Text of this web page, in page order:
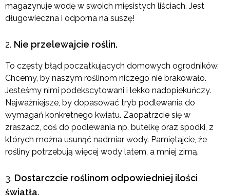
magazynuje wodę w swoich mięsistych liściach. Jest
długowieczna i odporna na suszę!
Nie przelewajcie roślin.
To częsty błąd początkujących domowych ogrodników.
Chcemy, by naszym roślinom niczego nie brakowało.
Jesteśmy nimi podekscytowani i lekko nadopiekuńczy.
Najważniejsze, by dopasować tryb podlewania do
wymagań konkretnego kwiatu. Zaopatrzcie się w
zraszacz, coś do podlewania np. butelkę oraz spodki, z
których można usunąć nadmiar wody. Pamiętajcie, że
rośliny potrzebują więcej wody latem, a mniej zimą.
Dostarczcie roślinom odpowiedniej ilości
światła.